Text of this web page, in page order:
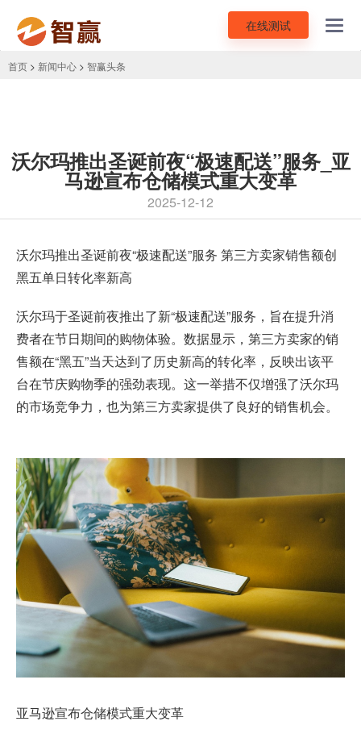
在线测试
首页 > 新闻中心 > 智赢头条
沃尔玛推出圣诞前夜“极速配送”服务_亚
马逊宣布仓储模式重大变革
2025-12-12
沃尔玛推出圣诞前夜“极速配送”服务 第三方卖家销售额创
黑五单日转化率新高
沃尔玛于圣诞前夜推出了新“极速配送”服务，旨在提升消
费者在节日期间的购物体验。数据显示，第三方卖家的销
售额在“黑五”当天达到了历史新高的转化率，反映出该平
台在节庆购物季的强劲表现。这一举措不仅增强了沃尔玛
的市场竞争力，也为第三方卖家提供了良好的销售机会。
亚马逊宣布仓储模式重大变革